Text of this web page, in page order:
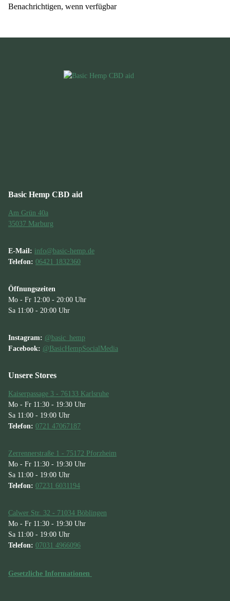
Benachrichtigen, wenn verfügbar
Basic Hemp CBD aid
Am Grün 40a
35037 Marburg
E-Mail: info@basic-hemp.de
Telefon: 06421 1832360
Öffnungszeiten
Mo - Fr 12:00 - 20:00 Uhr
Sa 11:00 - 20:00 Uhr
Instagram: @basic_hemp
Facebook: @BasicHempSocialMedia
Unsere Stores
Kaiserpassage 3 - 76133 Karlsruhe
Mo - Fr 11:30 - 19:30 Uhr
Sa 11:00 - 19:00 Uhr
Telefon: 0721 47067187
Zerrennerstraße 1 - 75172 Pforzheim
Mo - Fr 11:30 - 19:30 Uhr
Sa 11:00 - 19:00 Uhr
Telefon: 07231 6031194
Calwer Str. 32 - 71034 Böblingen
Mo - Fr 11:30 - 19:30 Uhr
Sa 11:00 - 19:00 Uhr
Telefon: 07031 4966096
Gesetzliche Informationen